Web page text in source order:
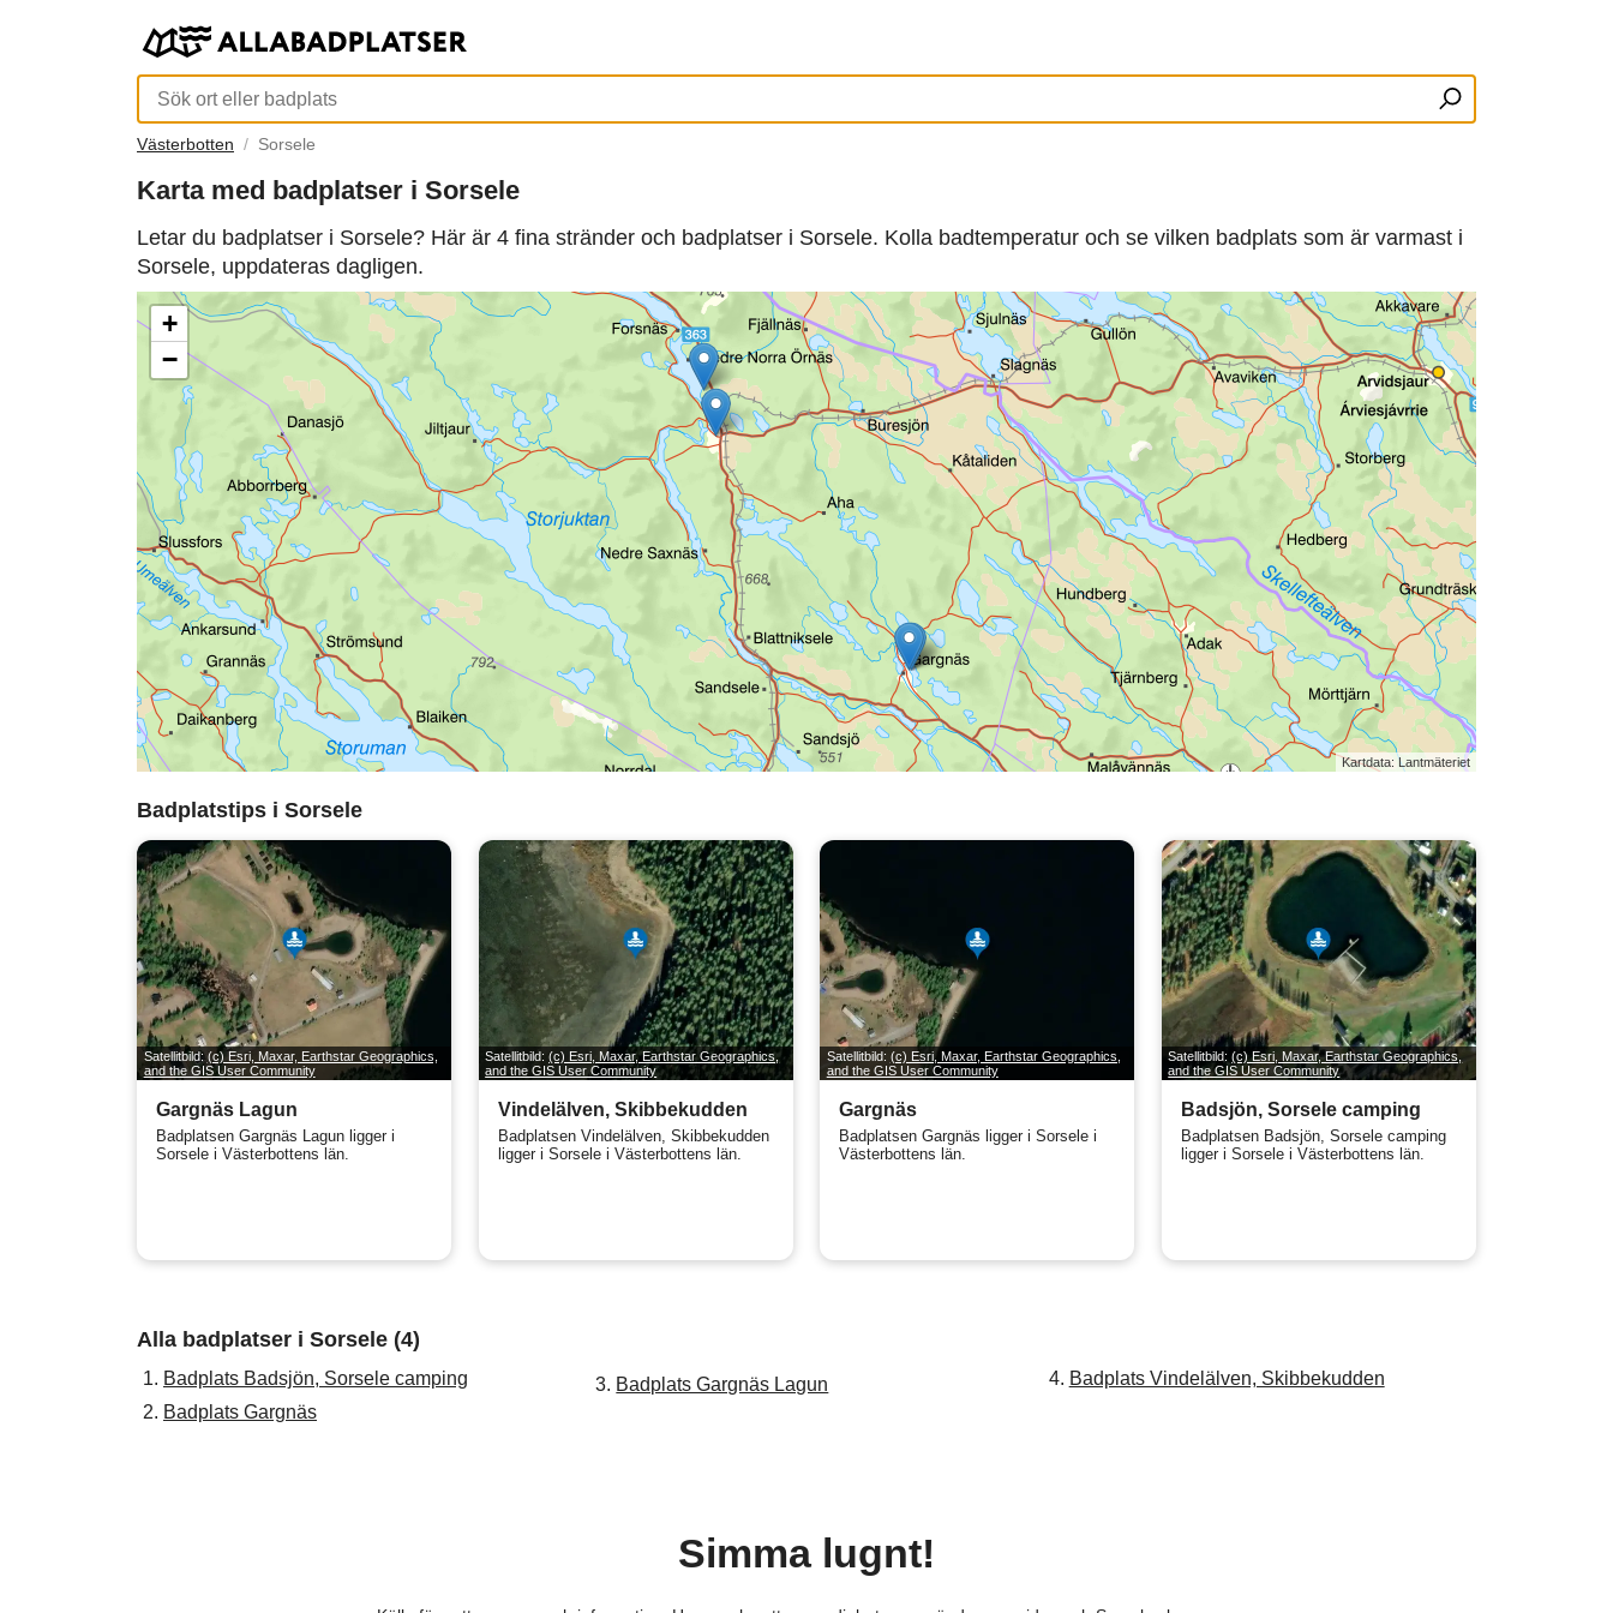
Västerbotten Sorsele
Karta med badplatser i Sorsele
Letar du badplatser i Sorsele? Här är 4 fina stränder och badplatser i Sorsele. Kolla badtemperatur och se vilken badplats som är varmast i
Sorsele, uppdateras dagligen.
+
−
Kartdata: Lantmäteriet
Badplatstips i Sorsele
Satellitbild:(c) Esri, Maxar, Earthstar Geographics,
and the GIS User Community
Gargnäs Lagun
Badplatsen Gargnäs Lagun ligger i
Sorsele i Västerbottens län.
Satellitbild:(c) Esri, Maxar, Earthstar Geographics,
and the GIS User Community
Vindelälven, Skibbekudden
Badplatsen Vindelälven, Skibbekudden
ligger i Sorsele i Västerbottens län.
Satellitbild: (c) Esri, Maxar, Earthstar Geographics,
and the GIS User Community
Gargnäs
Badplatsen Gargnäs ligger i Sorsele i
Västerbottens län.
Satellitbild:(c) Esri, Maxar, Earthstar Geographics,
and the GIS User Community
Badsjön, Sorsele camping
Badplatsen Badsjön, Sorsele camping
ligger i Sorsele i Västerbottens län.
Alla badplatser i Sorsele (4)
1. Badplats Badsjön, Sorsele camping
2. Badplats Gargnäs
3. Badplats Gargnäs Lagun 4. Badplats Vindelälven, Skibbekudden
Simma lugnt!